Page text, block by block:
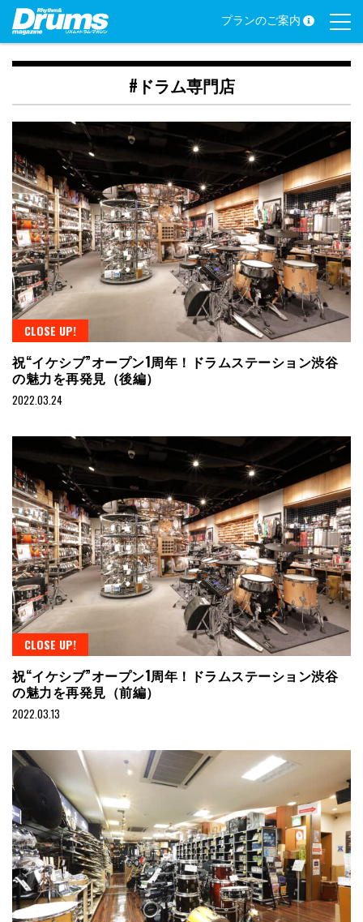
Skip
content
プランのご案内
#ドラム専門店
CLOSE UP!
祝“イケシブ”オープン1周年！ドラムステーション渋谷
の魅力を再発見（後編）
2022.03.24
CLOSE UP!
祝“イケシブ”オープン1周年！ドラムステーション渋谷
の魅力を再発見（前編）
2022.03.13